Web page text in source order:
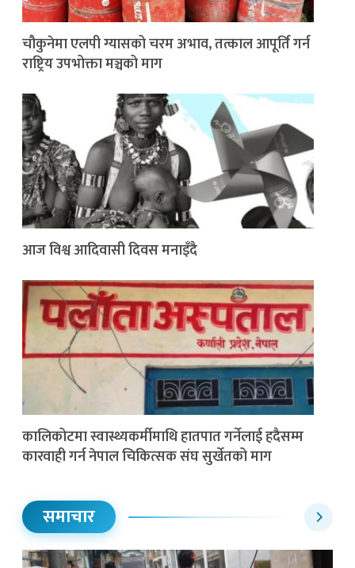
चौकुनेमा एलपी ग्यासको चरम अभाव, तत्काल आपूर्ति गर्न
राष्ट्रिय उपभोक्ता मञ्चको माग
आज विश्व आदिवासी दिवस मनाइँदै
कालिकोटमा स्वास्थ्यकर्मीमाथि हातपात गर्नेलाई हदैसम्म
कारवाही गर्न नेपाल चिकित्सक संघ सुर्खेतको माग
समाचार